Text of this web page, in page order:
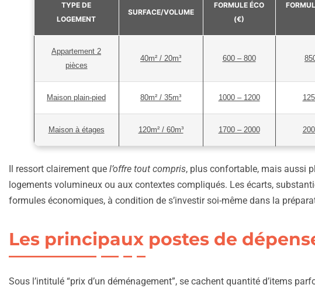
TYPE DE
LOGEMENT
SURFACE/VOLUME
FORMULE ÉCO
(€)
Appartement 2
pièces
40m² / 20m³ 600 – 800
Maison plain-pied 80m² / 35m³ 1000 – 1200
Maison à étages 120m² / 60m³ 1700 – 2000
Il ressort clairement que l’offre tout compris, plus confortable, mais aussi
logements volumineux ou aux contextes compliqués. Les écarts,
formules économiques, à condition de s’investir soi-même dans la
Les principaux postes de
Sous l’intitulé “prix d’un déménagement”, se cachent quantité d’items